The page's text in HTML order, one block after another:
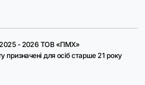
2025 - 2026 ТОВ «ПМХ»
призначені для осіб старше 21 року